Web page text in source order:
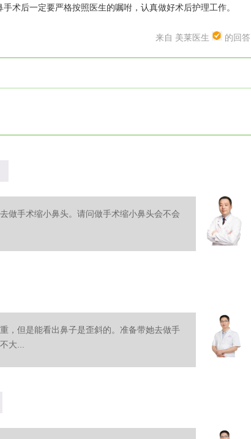
术后一定要严格按照医生的嘱咐，认真做好术后护理工作。
来自 美莱医生 的回答
做手术缩小鼻头。请问做手术缩小鼻头会不会
，但是能看出鼻子是歪斜的。准备带她去做手
大...